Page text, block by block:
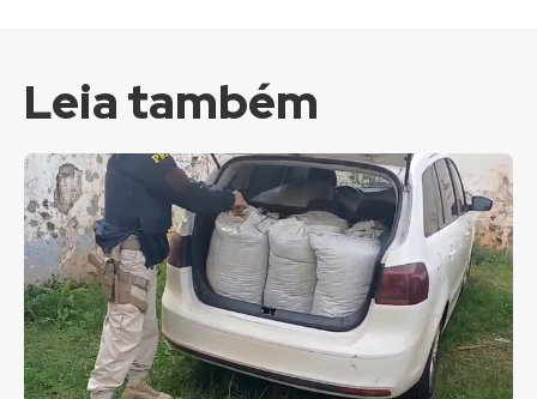
Leia também